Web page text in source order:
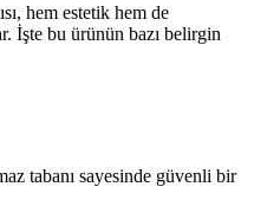
hem estetik hem de
İşte bu ürünün bazı belirgin
tabanı sayesinde güvenli bir